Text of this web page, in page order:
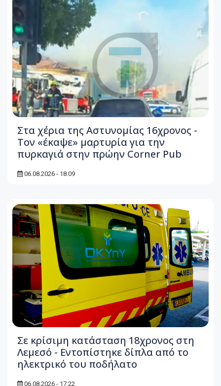
Στα χέρια της Αστυνομίας 16χρονος -
Τον «έκαψε» μαρτυρία για την
πυρκαγιά στην πρώην Corner Pub
06.08.2026 - 18:09
Σε κρίσιμη κατάσταση 18χρονος στη
Λεμεσό - Εντοπίστηκε δίπλα από το
ηλεκτρικό του ποδήλατο
06.08.2026 - 17:22